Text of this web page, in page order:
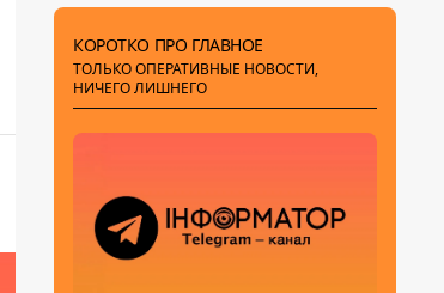
КОРОТКО ПРО ГЛАВНОЕ
ТОЛЬКО ОПЕРАТИВНЫЕ НОВОСТИ,
НИЧЕГО ЛИШНЕГО